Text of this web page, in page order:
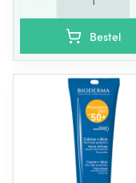
Bestel